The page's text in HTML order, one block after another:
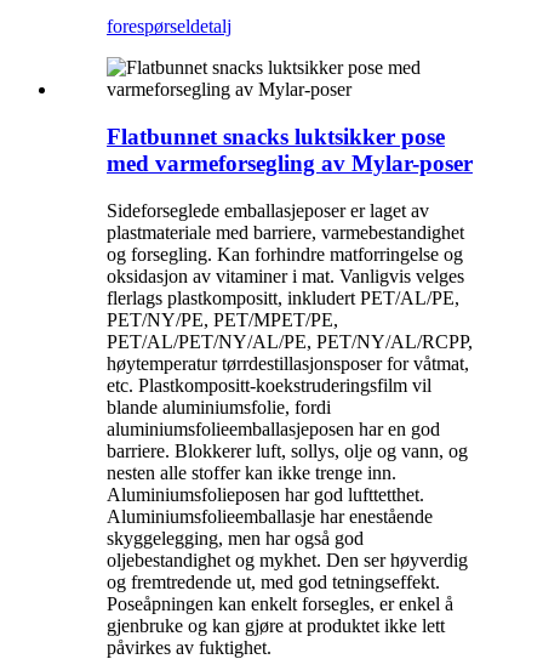
forespørseldetalj
Flatbunnet snacks luktsikker pose
med varmeforsegling av Mylar-poser
Sideforseglede emballasjeposer er laget av
plastmateriale med barriere, varmebestandighet
og forsegling. Kan forhindre matforringelse og
oksidasjon av vitaminer i mat. Vanligvis velges
flerlags plastkompositt, inkludert PET/AL/PE,
PET/NY/PE, PET/MPET/PE,
PET/AL/PET/NY/AL/PE, PET/NY/AL/RCPP,
høytemperatur tørrdestillasjonsposer for våtmat,
etc. Plastkompositt-koekstruderingsfilm vil
blande aluminiumsfolie, fordi
aluminiumsfolieemballasjeposen har en god
barriere. Blokkerer luft, sollys, olje og vann, og
nesten alle stoffer kan ikke trenge inn.
Aluminiumsfolieposen har god lufttetthet.
Aluminiumsfolieemballasje har enestående
skyggelegging, men har også god
oljebestandighet og mykhet. Den ser høyverdig
og fremtredende ut, med god tetningseffekt.
Poseåpningen kan enkelt forsegles, er enkel å
gjenbruke og kan gjøre at produktet ikke lett
påvirkes av fuktighet.